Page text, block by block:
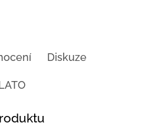
Diskuze